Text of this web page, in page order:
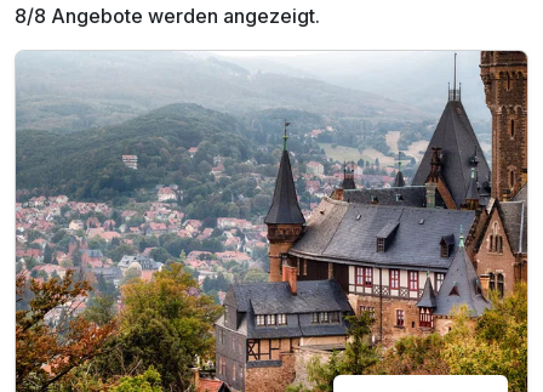
8/8 Angebote werden angezeigt.